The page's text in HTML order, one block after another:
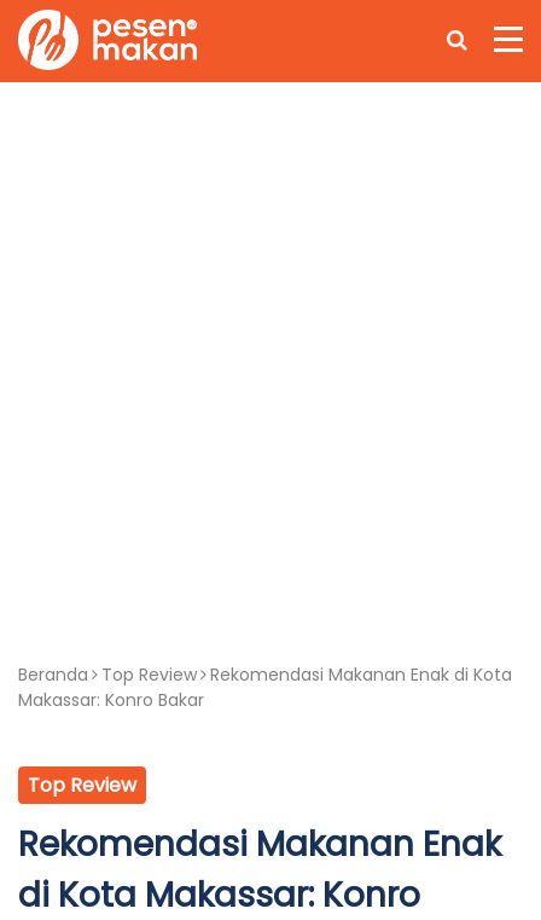
Beranda Top Review Rekomendasi Makanan Enak di Kota
Makassar: Konro Bakar
Top Review
Rekomendasi Makanan Enak
di Kota Makassar: Konro